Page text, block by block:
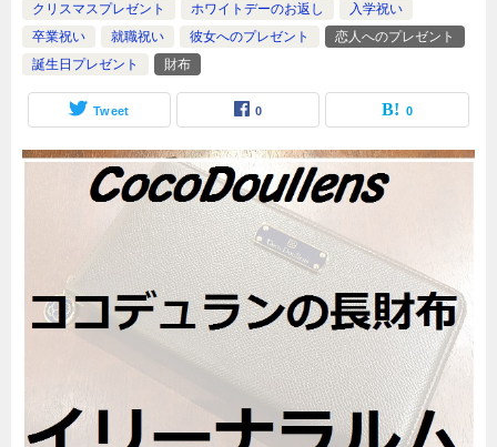
クリスマスプレゼント
ホワイトデーのお返し
入学祝い
卒業祝い
就職祝い 彼女へのプレゼント
恋人へのプレゼント
誕生日プレゼント
財布
Tweet 0 0